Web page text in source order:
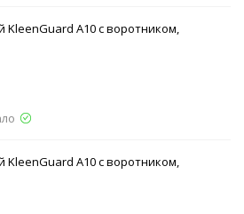
KleenGuard A10 с воротником,
KleenGuard A10 с воротником,